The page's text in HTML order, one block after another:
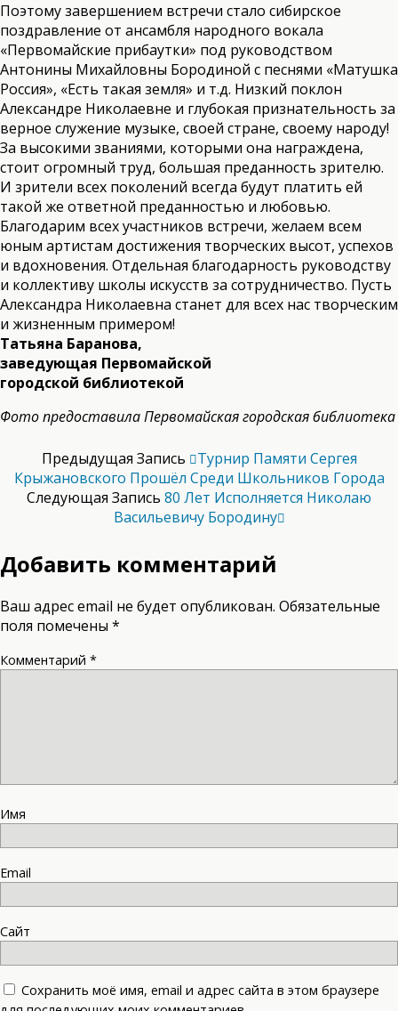
Поэтому завершением встречи стало сибирское
поздравление от ансамбля народного вокала
«Первомайские прибаутки» под руководством
Антонины Михайловны Бородиной с песнями «Матушка
Россия», «Есть такая земля» и т.д. Низкий поклон
Александре Николаевне и глубокая признательность за
верное служение музыке, своей стране, своему народу!
За высокими званиями, которыми она награждена,
стоит огромный труд, большая преданность зрителю.
И зрители всех поколений всегда будут платить ей
такой же ответной преданностью и любовью.
Благодарим всех участников встречи, желаем всем
юным артистам достижения творческих высот, успехов
и вдохновения. Отдельная благодарность руководству
и коллективу школы искусств за сотрудничество. Пусть
Александра Николаевна станет для всех нас творческим
и жизненным примером!
Татьяна Баранова,
заведующая Первомайской
городской библиотекой
Фото предоставила Первомайская городская библиотека
Предыдущая Запись
Турнир Памяти Сергея
Крыжановского Прошёл Среди Школьников Города
Следующая Запись 80 Лет Исполняется Николаю
Васильевичу Бородину
Добавить комментарий
Ваш адрес email не будет опубликован. Обязательные
поля помечены *
Комментарий *
Имя
Email
Сайт
Сохранить моё имя, email и адрес сайта в этом браузере